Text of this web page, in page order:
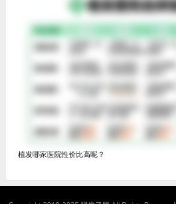
植发哪家医院性价比高呢？